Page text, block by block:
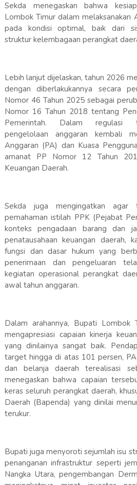
Sekda menegaskan bahwa
Lombok Timur dalam
pada kondisi optimal, baik dari
struktur kelembagaan perangkat
Lebih lanjut dijelaskan, tahun 2026
dengan diberlakukannya secara
Nomor 46 Tahun 2025 sebagai
Nomor 16 Tahun 2018 tentang
Pemerintah. Dalam regulasi
pengelolaan anggaran kembali
Anggaran (PA) dan Kuasa
amanat PP Nomor 12 Tahun
Keuangan Daerah.
Sekda juga mengingatkan agar
pemahaman istilah PPK (Pejabat
konteks pengadaan barang dan
penatausahaan keuangan daerah,
fungsi dan dasar hukum yang
penerimaan dan pengeluaran
kegiatan operasional perangkat
awal tahun anggaran.
Dalam arahannya, Bupati Lombok
mengapresiasi capaian kinerja
yang dinilainya sangat baik.
target hingga di atas 101 persen,
dan belanja daerah terealisasi
menegaskan bahwa capaian
keras seluruh perangkat daerah,
Daerah (Bapenda) yang dinilai
terukur.
Bupati juga menyoroti sejumlah isu
penanganan infrastruktur seperti
Nangka Utara, pengembangan